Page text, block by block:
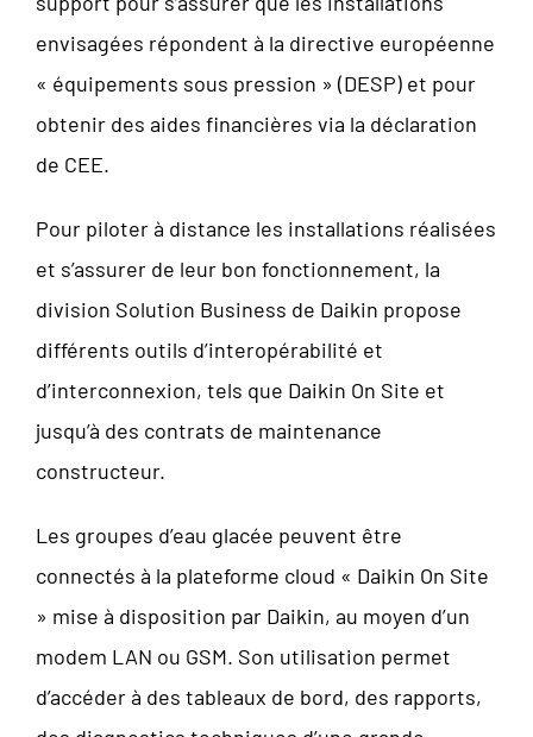
envisagées répondent à la directive européenne
« équipements sous pression » (DESP) et pour
obtenir des aides financières via la déclaration
de CEE.
Pour piloter à distance les installations réalisées
et s’assurer de leur bon fonctionnement, la
division Solution Business de Daikin propose
différents outils d’interopérabilité et
d’interconnexion, tels que Daikin On Site et
jusqu’à des contrats de maintenance
constructeur.
Les groupes d’eau glacée peuvent être
connectés à la plateforme cloud « Daikin On Site
» mise à disposition par Daikin, au moyen d’un
modem LAN ou GSM. Son utilisation permet
d’accéder à des tableaux de bord, des rapports,